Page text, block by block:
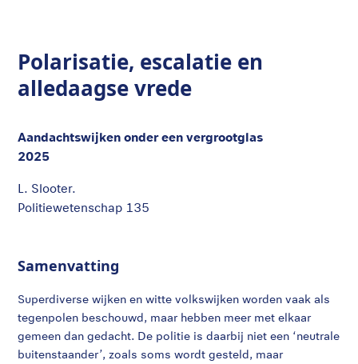
Polarisatie, escalatie en
alledaagse vrede
Aandachtswijken onder een vergrootglas
2025
L. Slooter.
Politiewetenschap 135
Samenvatting
Superdiverse wijken en witte volkswijken worden vaak als
tegenpolen beschouwd, maar hebben meer met elkaar
gemeen dan gedacht. De politie is daarbij niet een ‘neutrale
buitenstaander’, zoals soms wordt gesteld, maar